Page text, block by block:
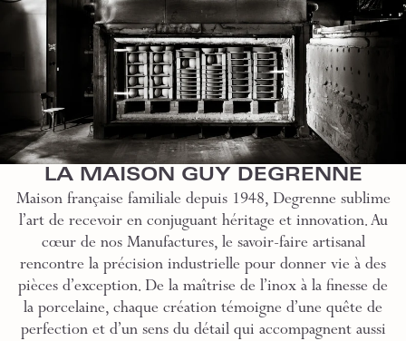
LA MAISON GUY DEGRENNE
Maison française familiale depuis 1948, Degrenne sublime
l’art de recevoir en conjuguant héritage et innovation. Au
cœur de nos Manufactures, le savoir-faire artisanal
rencontre la précision industrielle pour donner vie à des
pièces d’exception. De la maîtrise de l’inox à la finesse de
la porcelaine, chaque création témoigne d’une quête de
perfection et d’un sens du détail qui accompagnent aussi